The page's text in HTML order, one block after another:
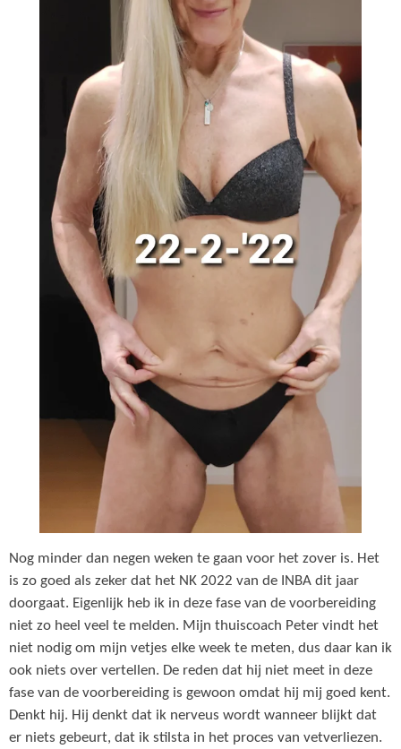
Nog minder dan negen weken te gaan voor het zover is. Het
is zo goed als zeker dat het NK 2022 van de INBA dit jaar
doorgaat. Eigenlijk heb ik in deze fase van de voorbereiding
niet zo heel veel te melden. Mijn thuiscoach Peter vindt het
niet nodig om mijn vetjes elke week te meten, dus daar kan ik
ook niets over vertellen. De reden dat hij niet meet in deze
fase van de voorbereiding is gewoon omdat hij mij goed kent.
Denkt hij. Hij denkt dat ik nerveus wordt wanneer blijkt dat
er niets gebeurt, dat ik stilsta in het proces van vetverliezen.